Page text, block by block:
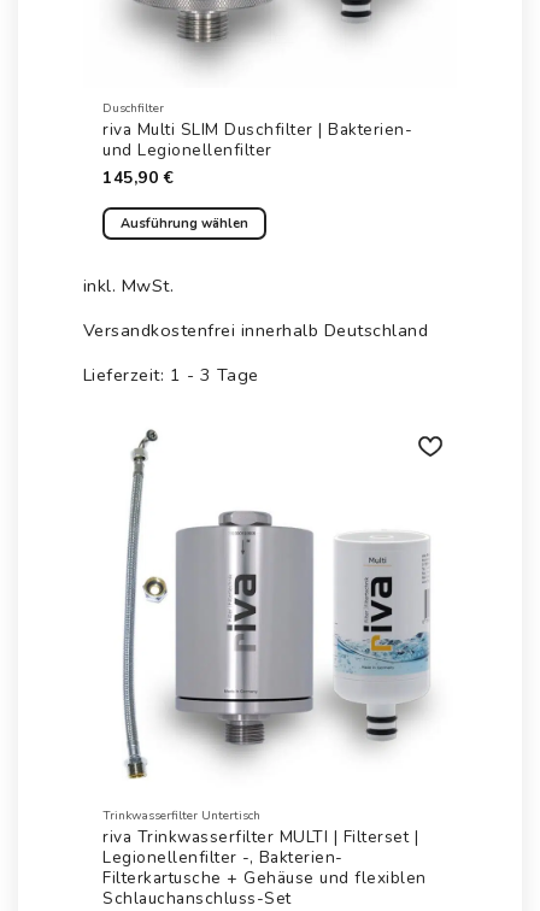
Duschfilter
riva Multi SLIM Duschfilter | Bakterien-
und Legionellenfilter
145,90€
Ausführung wählen
Produkt
mehrere
auf.
Optionen
können
Produktseite
gewählt
werden
inkl. MwSt.
Versandkostenfrei innerhalb Deutschland
Lieferzeit: 1 - 3 Tage
Trinkwasserfilter Untertisch
riva Trinkwasserfilter MULTI | Filterset |
Legionellenfilter -, Bakterien-
Filterkartusche + Gehäuse und flexiblen
Schlauchanschluss-Set